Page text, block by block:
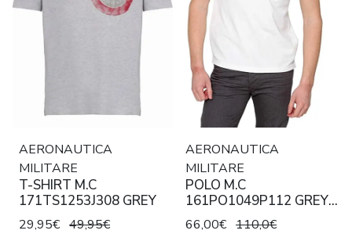
AERONAUTICA
MILITARE
T-SHIRT M.C
171TS1253J308 GREY
29,95€ 49,95€
AERONAUTICA
MILITARE
POLO M.C
161PO1049P112 GREY /
WHITE
66,00€ 110,0€